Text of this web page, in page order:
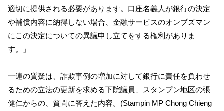
適切に提供される必要があります。口座名義人が銀行の決定
や補償内容に納得しない場合、金融サービスのオンブズマン
にこの決定についての異議申し立てをする権利がありま
す。」
一連の質疑は、詐欺事例の増加に対して銀行に責任を負わせ
るための立法の更新を求める下院議員、スタンプン地区の張
健仁からの、質問に答えた内容。(Stampin MP Chong Chieng